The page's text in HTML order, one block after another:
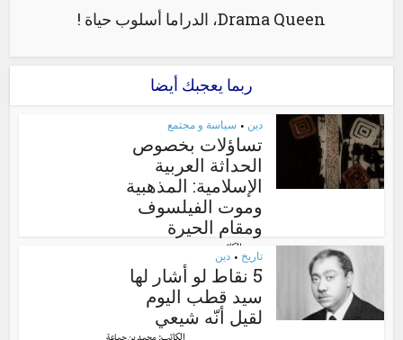
Drama Queen، الدراما أسلوب حياة !
ربما يعجبك أيضا
دين • سياسة و مجتمع
تساؤلات بخصوص
الحداثة العربية
الإسلامية: المذهبية
وموت الفيلسوف
ومقام الحيرة
الكاتب:تاريخ • دين
5 نقاط لو أشار لها
سيد قطب اليوم
لقيل أنّه شيعي